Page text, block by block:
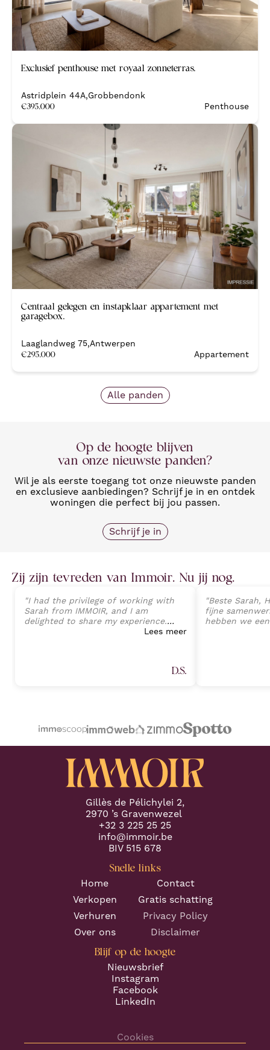
Nieuwbouw
Exclusief penthouse met royaal zonneterras.
Astridplein 44A,Grobbendonk
€395.000 Penthouse
Centraal gelegen en instapklaar appartement met
garagebox.
Laaglandweg 75,Antwerpen
€295.000 Appartement
Alle panden
Op de hoogte blijven
van onze nieuwste panden?
Wil je als eerste toegang tot onze nieuwste panden
en exclusieve aanbiedingen? Schrijf je in en ontdek
woningen die perfect bij jou passen.
Schrijf je in
Zij zijn tevreden van Immoir. Nu jij nog.
"I had the privilege of working with
Sarah from IMMOIR, and I am
delighted to share my experience.
Sarah exhibited an exceptional level
Lees meer
D.S.
"Beste Sarah,
fijne
hebben we
Gillès de Pélichylei 2,
2970 ’s Gravenwezel
+32 3 225 25 25
info@immoir.be
BIV 515 678
Snelle links
Home
Contact
Verkopen
Gratis schatting
Verhuren
Privacy Policy
Over ons
Disclaimer
Blijf op de hoogte
Nieuwsbrief
Instagram
Facebook
LinkedIn
Cookies